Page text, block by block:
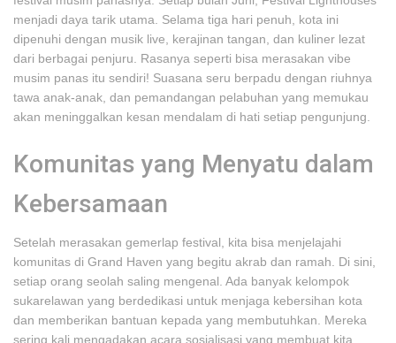
menjadi daya tarik utama. Selama tiga hari penuh, kota ini
dipenuhi dengan musik live, kerajinan tangan, dan kuliner lezat
dari berbagai penjuru. Rasanya seperti bisa merasakan vibe
musim panas itu sendiri! Suasana seru berpadu dengan riuhnya
tawa anak-anak, dan pemandangan pelabuhan yang memukau
akan meninggalkan kesan mendalam di hati setiap pengunjung.
Komunitas yang Menyatu dalam
Kebersamaan
Setelah merasakan gemerlap festival, kita bisa menjelajahi
komunitas di Grand Haven yang begitu akrab dan ramah. Di sini,
setiap orang seolah saling mengenal. Ada banyak kelompok
sukarelawan yang berdedikasi untuk menjaga kebersihan kota
dan memberikan bantuan kepada yang membutuhkan. Mereka
sering kali mengadakan acara sosialisasi yang membuat kita